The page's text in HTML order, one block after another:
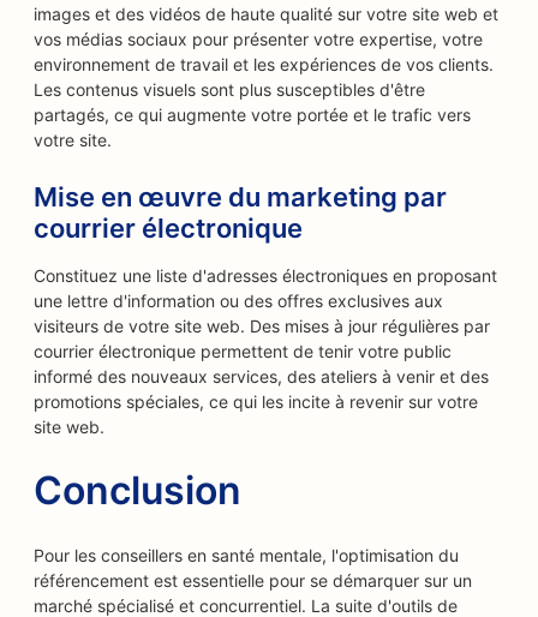
images et des vidéos de haute qualité sur votre site web et
vos médias sociaux pour présenter votre expertise, votre
environnement de travail et les expériences de vos clients.
Les contenus visuels sont plus susceptibles d'être
partagés, ce qui augmente votre portée et le trafic vers
votre site.
Mise en œuvre du marketing par
courrier électronique
Constituez une liste d'adresses électroniques en proposant
une lettre d'information ou des offres exclusives aux
visiteurs de votre site web. Des mises à jour régulières par
courrier électronique permettent de tenir votre public
informé des nouveaux services, des ateliers à venir et des
promotions spéciales, ce qui les incite à revenir sur votre
site web.
Conclusion
Pour les conseillers en santé mentale, l'optimisation du
référencement est essentielle pour se démarquer sur un
marché spécialisé et concurrentiel. La suite d'outils de